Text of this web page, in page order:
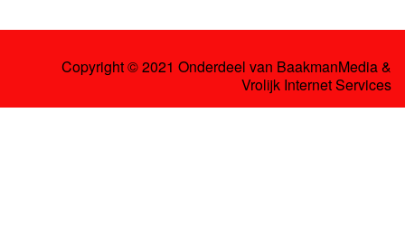
Copyright © 2021 Onderdeel van BaakmanMedia&
Vrolijk Internet Services